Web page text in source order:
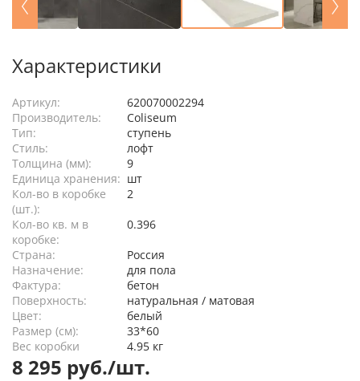
Характеристики
Артикул:
620070002294
Производитель:
Coliseum
Тип:
ступень
Стиль:
лофт
Толщина (мм):
9
Единица хранения: шт
Кол-во в коробке
(шт.):
2
Кол-во кв. м в
коробке:
0.396
Страна:
Россия
Назначение:
для пола
Фактура:
бетон
Поверхность:
натуральная / матовая
Цвет:
белый
Размер (см):
33*60
Вес коробки
4.95 кг
8 295 руб./шт.